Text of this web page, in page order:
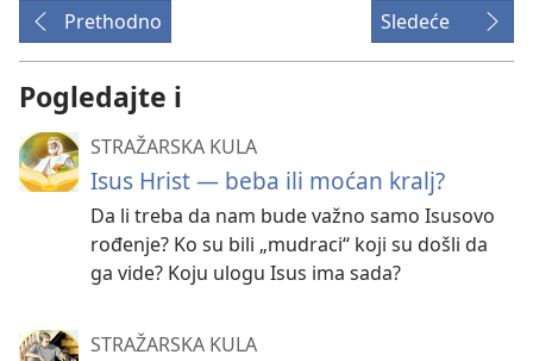
Prethodno Sledeće
Pogledajte i
STRAŽARSKA KULA
Isus Hrist — beba ili moćan kralj?
Da li treba da nam bude važno samo Isusovo
rođenje? Ko su bili „mudraci“ koji su došli da
ga vide? Koju ulogu Isus ima sada?
STRAŽARSKA KULA